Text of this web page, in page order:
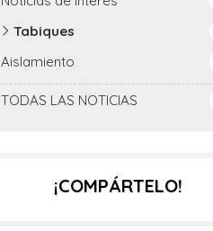
TODAS LAS NOTICIAS
Tabiques
Aislamiento
¡COMPÁRTELO!